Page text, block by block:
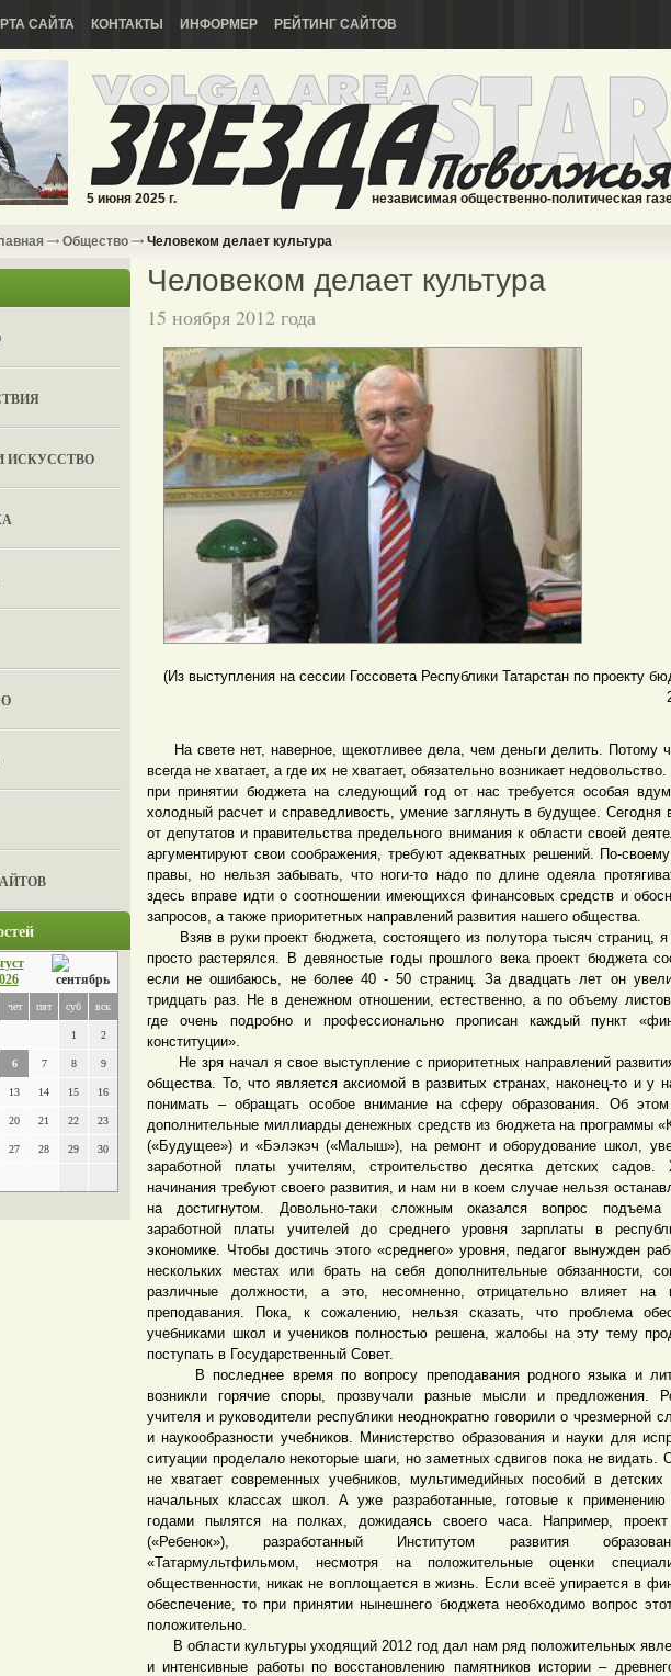
САЙТА КОНТАКТЫ ИНФОРМЕР РЕЙТИНГ САЙТОВ
5 июня 2025 г. независимая общественно-политическая
Общество Человеком делает культура
ИСКУССТВО
чет пят суб вск
1 2
6 7 8 9
13 14 15 16
20 21 22 23
27 28 29 30
Человеком делает культура
15 ноября 2012 года
(Из выступления на сессии Госсовета Республики Татарстан по проекту
На свете нет, наверное, щекотливее дела, чем деньги делить. Потому
всегда не хватает, а где их не хватает, обязательно возникает
при принятии бюджета на следующий год от нас требуется особая
холодный расчет и справедливость, умение заглянуть в будущее. Сегодня
от депутатов и правительства предельного внимания к области своей
аргументируют свои соображения, требуют адекватных решений. По-
правы, но нельзя забывать, что ноги-то надо по длине одеяла
здесь вправе идти о соотношении имеющихся финансовых средств и
запросов, а также приоритетных направлений развития нашего общества.
Взяв в руки проект бюджета, состоящего из полутора тысяч страниц, я
просто растерялся. В девяностые годы прошлого века проект бюджета
если не ошибаюсь, не более 40 - 50 страниц. За двадцать лет он
тридцать раз. Не в денежном отношении, естественно, а по объему
где очень подробно и профессионально прописан каждый пункт
конституции».
Не зря начал я свое выступление с приоритетных направлений
общества. То, что является аксиомой в развитых странах, наконец-то и у
понимать – обращать особое внимание на сферу образования. Об этом
дополнительные миллиарды денежных средств из бюджета на программы
(«Будущее») и «Бэлэкэч («Малыш»), на ремонт и оборудование школ,
заработной платы учителям, строительство десятка детских садов.
начинания требуют своего развития, и нам ни в коем случае нельзя
на достигнутом. Довольно-таки сложным оказался вопрос подъема
заработной платы учителей до среднего уровня зарплаты в
экономике. Чтобы достичь этого «среднего» уровня, педагог вынужден
нескольких местах или брать на себя дополнительные обязанности,
различные должности, а это, несомненно, отрицательно влияет на
преподавания. Пока, к сожалению, нельзя сказать, что проблема
учебниками школ и учеников полностью решена, жалобы на эту тему
поступать в Государственный Совет.
В последнее время по вопросу преподавания родного языка и
возникли горячие споры, прозвучали разные мысли и предложения.
учителя и руководители республики неоднократно говорили о чрезмерной
и наукообразности учебников. Министерство образования и науки для
ситуации проделало некоторые шаги, но заметных сдвигов пока не видать.
не хватает современных учебников, мультимедийных пособий в
начальных классах школ. А уже разработанные, готовые к применению
годами пылятся на полках, дожидаясь своего часа. Например,
(«Ребенок»), разработанный Институтом развития
«Татармультфильмом, несмотря на положительные оценки
общественности, никак не воплощается в жизнь. Если всеё упирается в
обеспечение, то при принятии нынешнего бюджета необходимо вопрос
положительно.
В области культуры уходящий 2012 год дал нам ряд положительных
и интенсивные работы по восстановлению памятников истории –